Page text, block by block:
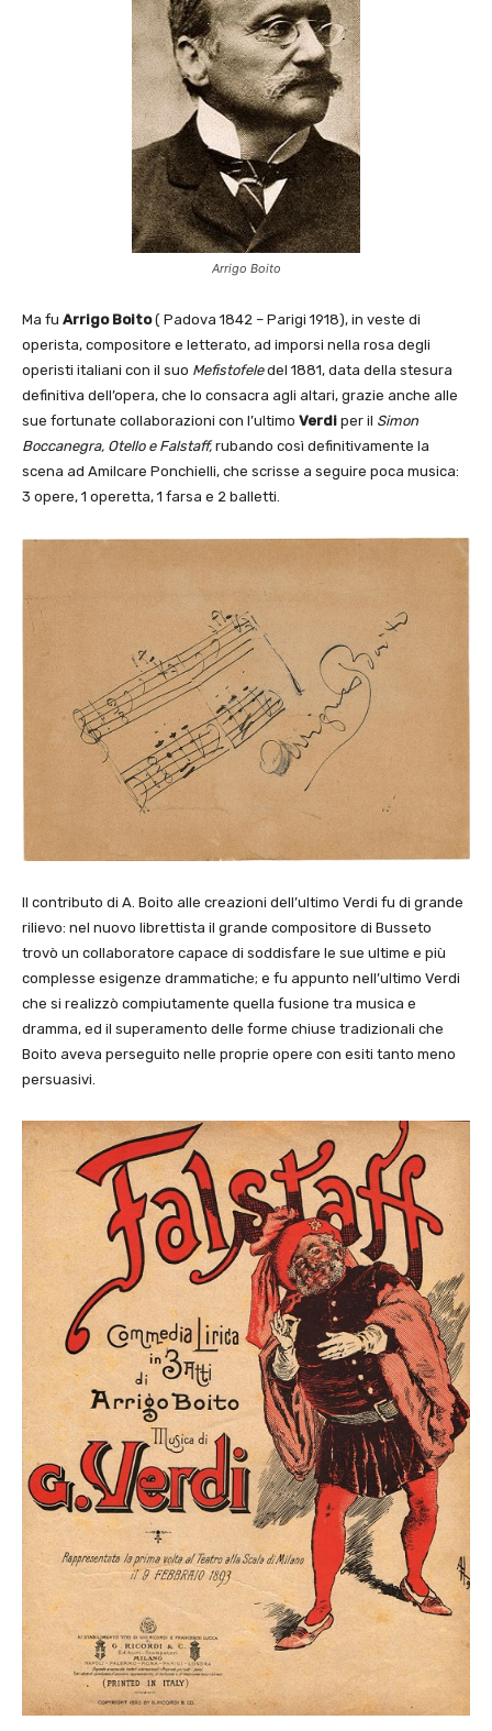
Arrigo Boito
Ma fu Arrigo Boito( Padova 1842 – Parigi 1918), in veste di
operista, compositore e letterato, ad imporsi nella rosa degli
operisti italiani con il suo Mefistofeledel 1881, data della stesura
definitiva dell’opera, che lo consacra agli altari, grazie anche alle
sue fortunate collaborazioni con l’ultimo Verdi per il Simon
Boccanegra, Otello e Falstaff,rubando così definitivamente la
scena ad Amilcare Ponchielli, che scrisse a seguire poca musica:
3 opere, 1 operetta, 1 farsa e 2 balletti.
Il contributo di A. Boito alle creazioni dell’ultimo Verdi fu di grande
rilievo: nel nuovo librettista il grande compositore di Busseto
trovò un collaboratore capace di soddisfare le sue ultime e più
complesse esigenze drammatiche; e fu appunto nell’ultimo Verdi
che si realizzò compiutamente quella fusione tra musica e
dramma, ed il superamento delle forme chiuse tradizionali che
Boito aveva perseguito nelle proprie opere con esiti tanto meno
persuasivi.